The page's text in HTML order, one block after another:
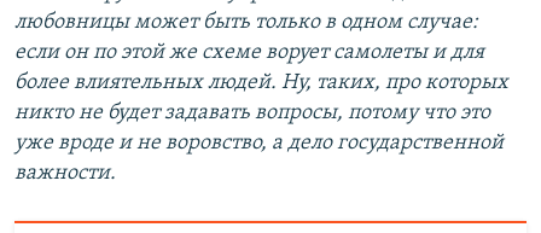
любовницы может быть только в одном случае:
если он по этой же схеме ворует самолеты и для
более влиятельных людей. Ну, таких, про которых
никто не будет задавать вопросы, потому что это
уже вроде и не воровство, а дело государственной
важности.